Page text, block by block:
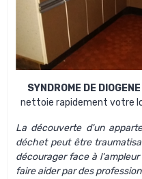
SYNDROME DE DIOGENE
nettoie rapidement votre
La découverte d'un
déchet peut être
décourager face à
faire aider par des